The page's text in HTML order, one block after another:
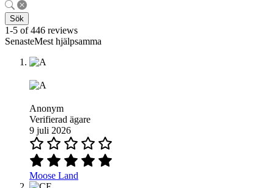
Sök
1-5 of 446 reviews
SenasteMest hjälpsamma
Anonym
Verifierad ägare
9 juli 2026
Moose Land